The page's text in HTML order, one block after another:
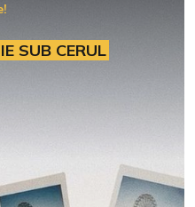
SUB CERUL